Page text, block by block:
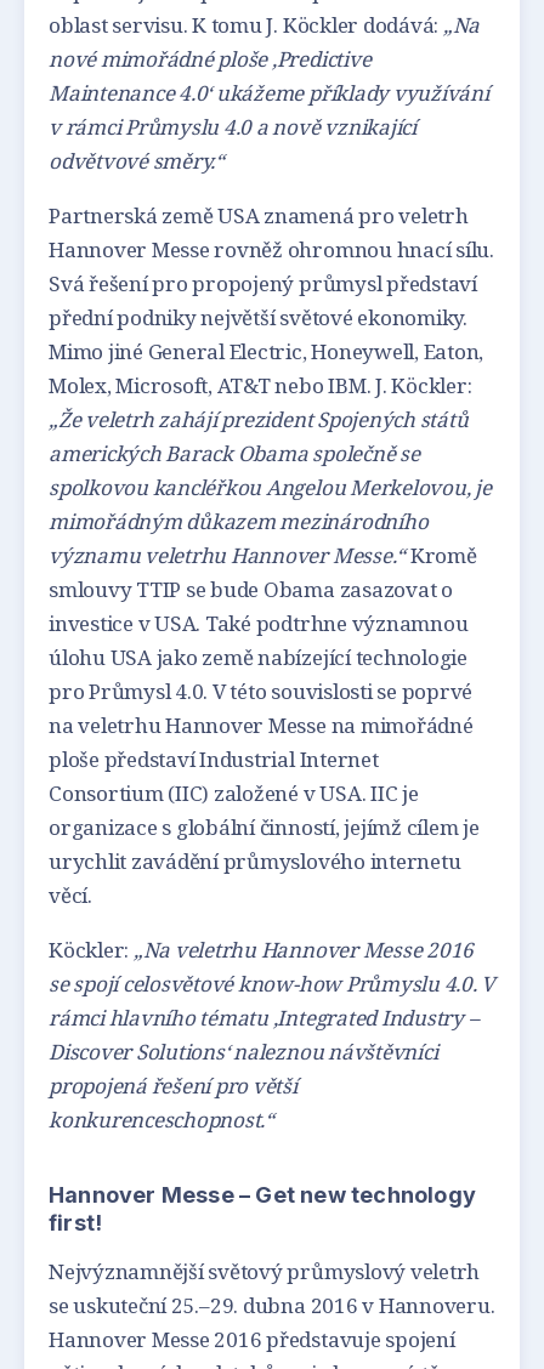
oblast servisu. K tomu J. Köckler dodává: „Na
nové mimořádné ploše ‚Predictive
Maintenance 4.0‘ ukážeme příklady využívání
v rámci Průmyslu 4.0 a nově vznikající
odvětvové směry.“
Partnerská země USA znamená pro veletrh
Hannover Messe rovněž ohromnou hnací sílu.
Svá řešení pro propojený průmysl představí
přední podniky největší světové ekonomiky.
Mimo jiné General Electric, Honeywell, Eaton,
Molex, Microsoft, AT&T nebo IBM. J. Köckler:
„Že veletrh zahájí prezident Spojených států
amerických Barack Obama společně se
spolkovou kancléřkou Angelou Merkelovou, je
mimořádným důkazem mezinárodního
významu veletrhu Hannover Messe.“Kromě
smlouvy TTIP se bude Obama zasazovat o
investice v USA. Také podtrhne významnou
úlohu USA jako země nabízející technologie
pro Průmysl 4.0. V této souvislosti se poprvé
na veletrhu Hannover Messe na mimořádné
ploše představí Industrial Internet
Consortium (IIC) založené v USA. IIC je
organizace s globální činností, jejímž cílem je
urychlit zavádění průmyslového internetu
věcí.
Köckler: „Na veletrhu Hannover Messe 2016
se spojí celosvětové know-how Průmyslu 4.0. V
rámci hlavního tématu ‚Integrated Industry –
Discover Solutions‘ naleznou návštěvníci
propojená řešení pro větší
konkurenceschopnost.“
Hannover Messe – Get new technology
first!
Nejvýznamnější světový průmyslový veletrh
se uskuteční 25.–29. dubna 2016 v Hannoveru.
Hannover Messe 2016 představuje spojení